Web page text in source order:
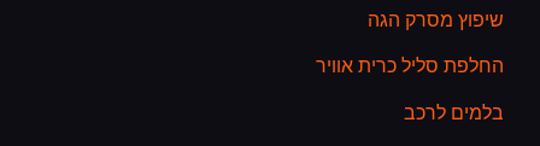
שיפוץ מסרק הגה
החלפת סליל כרית אוויר
בלמים לרכב